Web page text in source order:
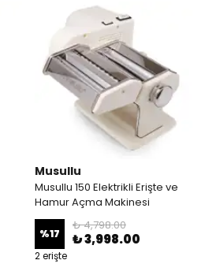
Musullu
Musullu 150 Elektrikli Erişte ve
Hamur Açma Makinesi
%17
₺ 4,798.00
₺ 3,998.00
2 erişte